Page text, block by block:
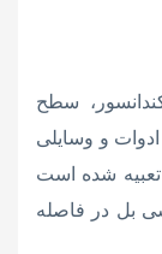
سطح
ادوات و وسایلی
شده است
کاهش این سطح صدا تا 45-50 دسی بل در فاصله